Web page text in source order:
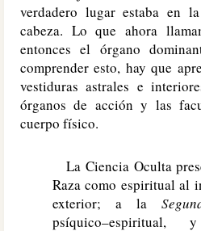
verdadero lugar estaba en
cabeza. Lo que ahora
entonces el órgano
comprender esto, hay que
vestiduras astrales e
órganos de acción y las
cuerpo físico.
La Ciencia Oculta
Raza como espiritual al
exterior; a la
psíquico–espiritual,